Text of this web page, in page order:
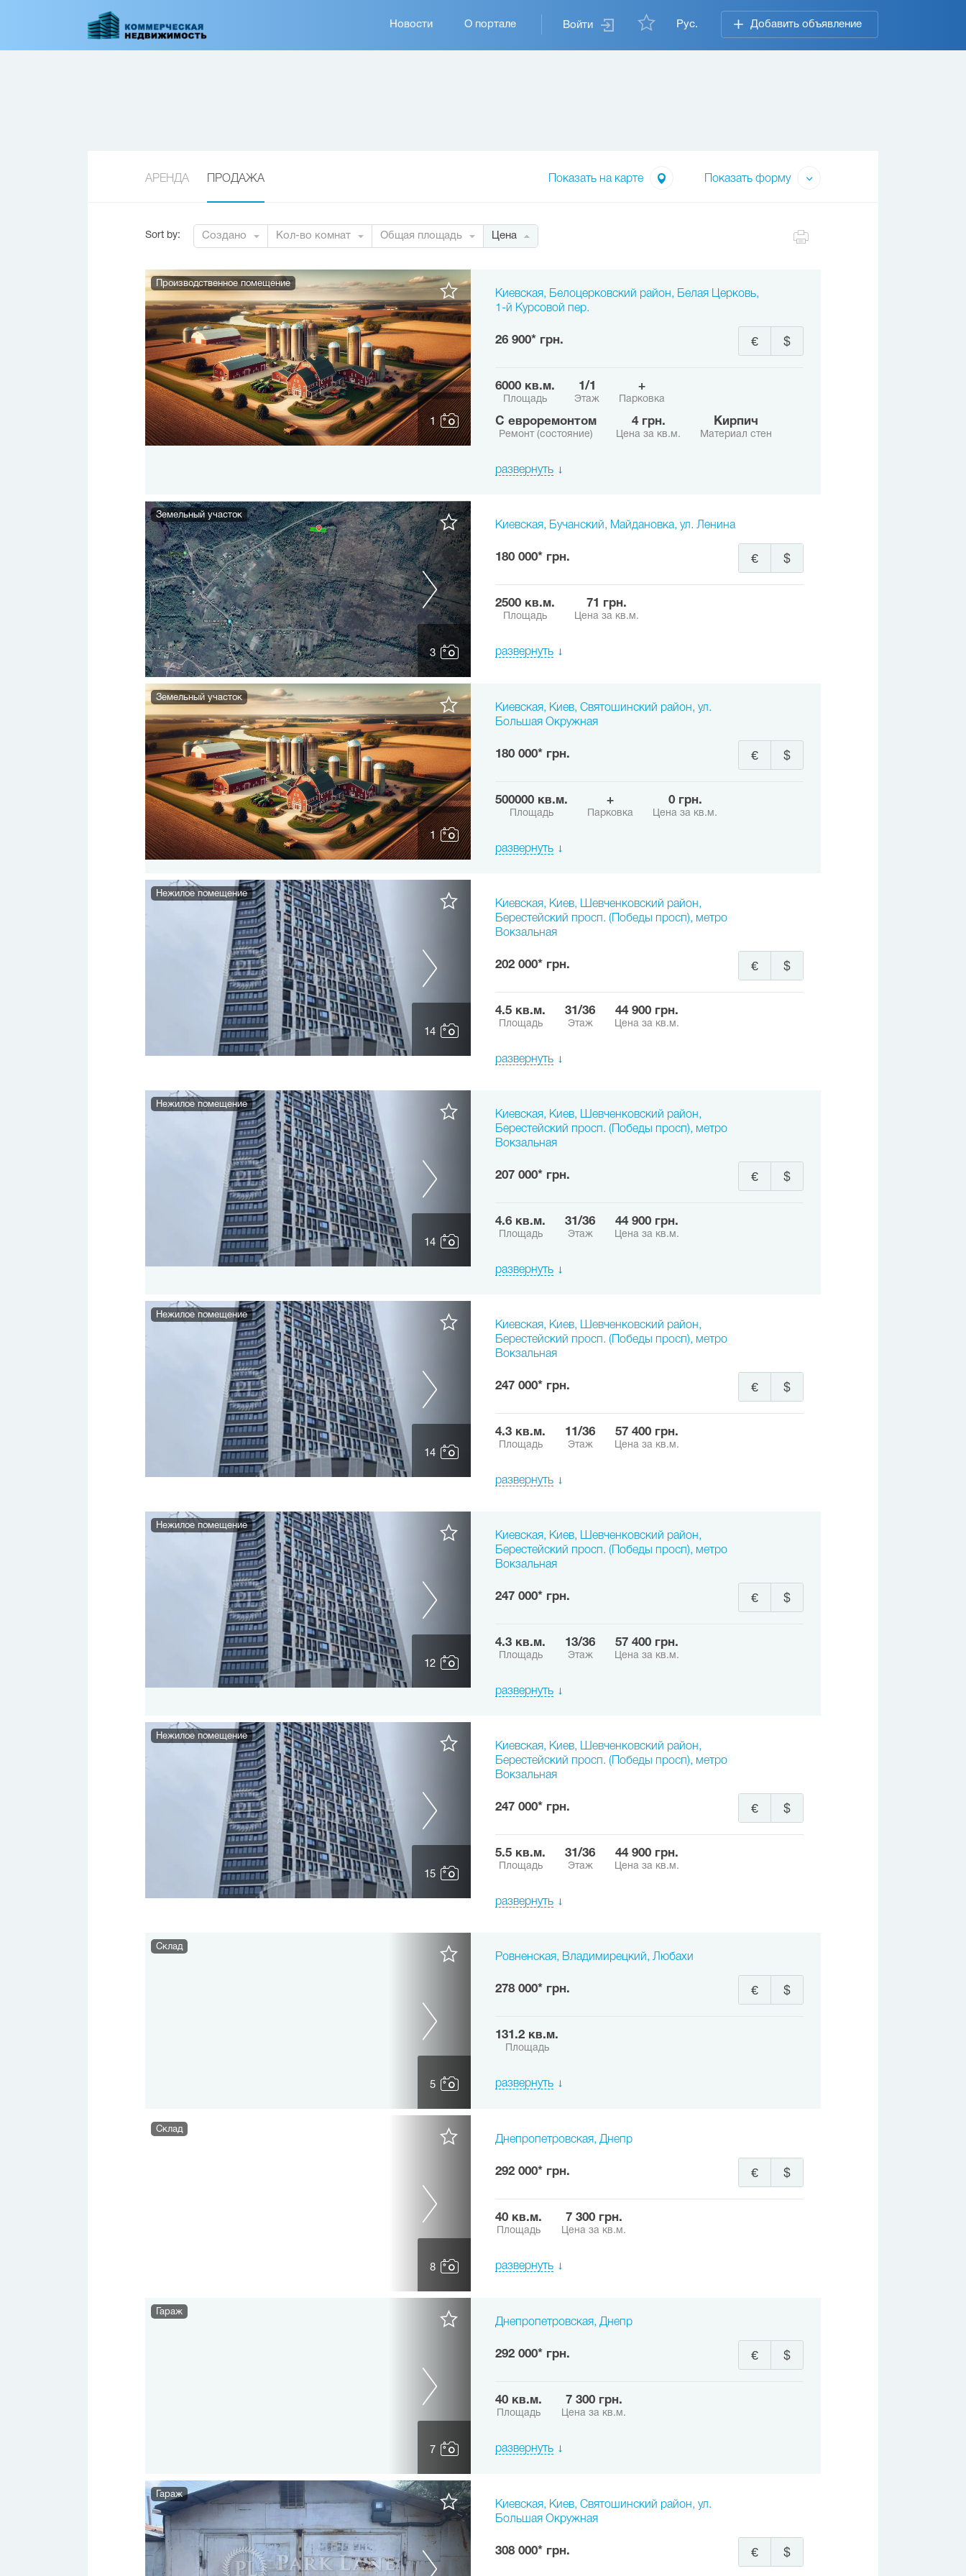
Войти Рус. Добавить объявление
Основная
навигация
Новости О портале
АРЕНДА ПРОДАЖА Показать на карте Показать форму
Sort by: Создано Кол-во комнат Общая площадь Цена
1
Производственное помещение
Киевская, Белоцерковский район, Белая Церковь,
1-й Курсовой пер.
26 900* грн. $
€
6000 кв.м.
Площадь
1/1
Этаж
+
Парковка
с евроремонтом
Ремонт (состояние)
4 грн.
Цена за кв.м.
Кирпич
Материал стен
развернуть
3
Земельный участок
Киевская, Бучанский, Майдановка, ул. Ленина
180 000* грн. $
€
2500 кв.м.
Площадь
71 грн.
Цена за кв.м.
развернуть
1
Земельный участок
Киевская, Киев, Святошинский район, ул.
Большая Окружная
180 000* грн. $
€
500000 кв.м.
Площадь
+
Парковка
0 грн.
Цена за кв.м.
развернуть
14
Нежилое помещение
Киевская, Киев, Шевченковский район,
Берестейский просп. (Победы просп), метро
Вокзальная
202 000* грн. $
€
4.5 кв.м.
Площадь
31/36
Этаж
44 900 грн.
Цена за кв.м.
развернуть
14
Нежилое помещение
Киевская, Киев, Шевченковский район,
Берестейский просп. (Победы просп), метро
Вокзальная
207 000* грн. $
€
4.6 кв.м.
Площадь
31/36
Этаж
44 900 грн.
Цена за кв.м.
развернуть
14
Нежилое помещение
Киевская, Киев, Шевченковский район,
Берестейский просп. (Победы просп), метро
Вокзальная
247 000* грн. $
€
4.3 кв.м.
Площадь
11/36
Этаж
57 400 грн.
Цена за кв.м.
развернуть
12
Нежилое помещение
Киевская, Киев, Шевченковский район,
Берестейский просп. (Победы просп), метро
Вокзальная
247 000* грн. $
€
4.3 кв.м.
Площадь
13/36
Этаж
57 400 грн.
Цена за кв.м.
развернуть
15
Нежилое помещение
Киевская, Киев, Шевченковский район,
Берестейский просп. (Победы просп), метро
Вокзальная
247 000* грн. $
€
5.5 кв.м.
Площадь
31/36
Этаж
44 900 грн.
Цена за кв.м.
развернуть
5
Склад
Ровненская, Владимирецкий, Любахи
278 000* грн. $
€
131.2 кв.м.
Площадь
развернуть
8
Склад
Днепропетровская, Днепр
292 000* грн. $
€
40 кв.м.
Площадь
7 300 грн.
Цена за кв.м.
развернуть
7
Гараж
Днепропетровская, Днепр
292 000* грн. $
€
40 кв.м.
Площадь
7 300 грн.
Цена за кв.м.
развернуть
Гараж
Киевская, Киев, Святошинский район, ул.
Большая Окружная
308 000* грн. $
€